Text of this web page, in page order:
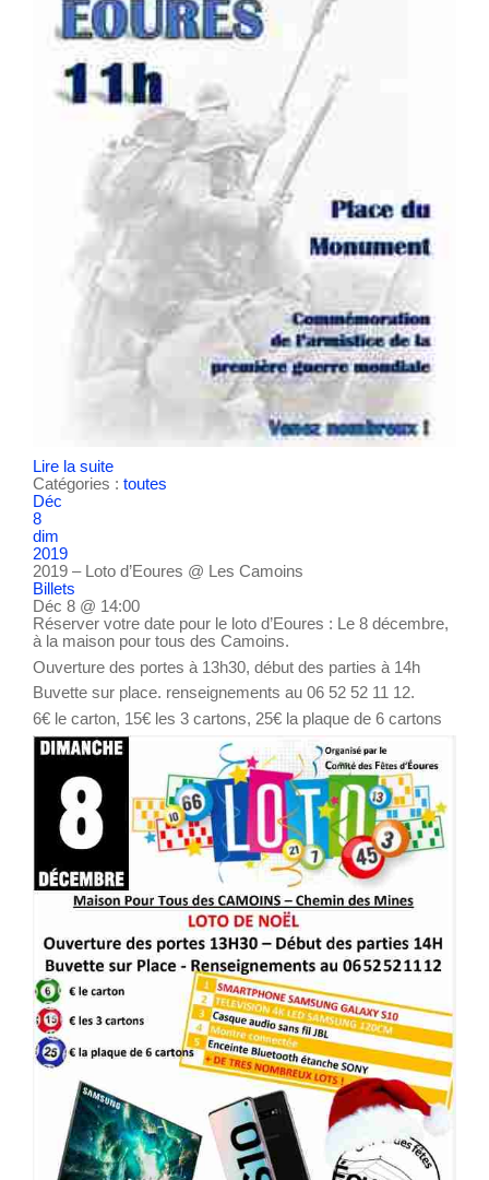
Lire la suite
Catégories : toutes
Déc
8
dim
2019
2019 – Loto d’Eoures @ Les Camoins
Billets
Déc 8 @ 14:00
Réserver votre date pour le loto d’Eoures : Le 8 décembre,
à la maison pour tous des Camoins.
Ouverture des portes à 13h30, début des parties à 14h
Buvette sur place. renseignements au 06 52 52 11 12.
6€ le carton, 15€ les 3 cartons, 25€ la plaque de 6 cartons